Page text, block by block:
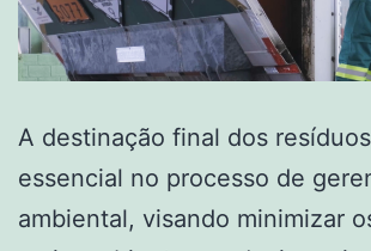
A destinação final dos
essencial no processo de
ambiental, visando minimizar